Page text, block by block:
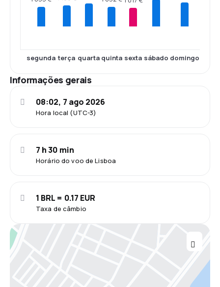
segunda terça quarta quinta sexta sábado domingo
Informações gerais
Hora local (UTC-3)
08:02, 7 ago 2026
Horário do voo de Lisboa
7 h 30 min
Taxa de câmbio
1 BRL = 0.17 EUR